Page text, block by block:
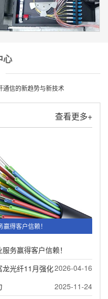
心
通信的新趋势与新技术
查看更多+
得客户信赖！
务赢得客户信赖！
2026-04-16
光纤11月强化
2025-11-24